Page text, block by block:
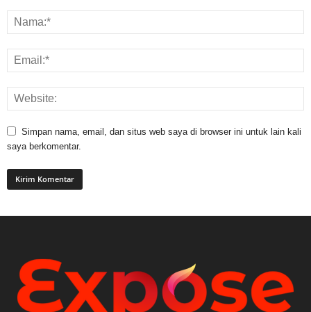
Simpan nama, email, dan situs web saya di browser ini untuk lain kali
saya berkomentar.